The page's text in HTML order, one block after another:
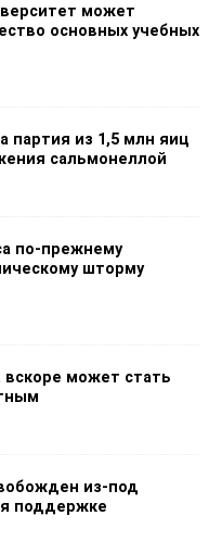
может
основных учебных
партия из 1,5 млн яиц
сальмонеллой
по-прежнему
шторму
вскоре может стать
из-под
поддержке